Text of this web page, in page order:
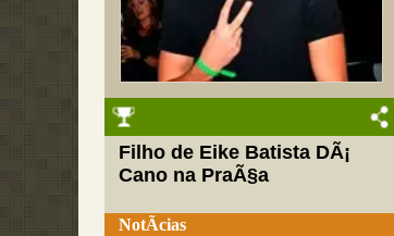
Filho de Eike Batista DÃ¡
Cano na PraÃ§a
NotÃ­cias